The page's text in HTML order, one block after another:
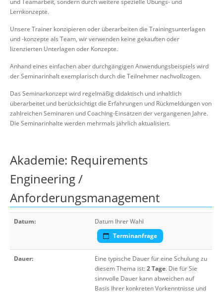
und Teamarbeit, sondern durch weitere spezielle Übungs- und
Lernkonzepte.
Unsere Trainer konzipieren oder überarbeiten die Trainingsunterlagen
und -konzepte als Team, wir verwenden keine gekauften oder
lizenzierten Unterlagen oder Konzepte.
Anhand eines einfachen aber durchgängigen Anwendungsbeispiels wird
der Seminarinhalt exemplarisch durch die Teilnehmer nachvollzogen.
Das Seminarkonzept wird regelmäßig didaktisch und inhaltlich
überarbeitet und berücksichtigt die Erfahrungen und Rückmeldungen von
zahlreichen Seminaren und Coaching-Einsätzen der vergangenen Jahre.
Die Seminarinhalte werden mehrmals jährlich aktualisiert.
Akademie: Requirements
Engineering /
Anforderungsmanagement
Datum:
Datum Ihrer Wahl
Terminanfrage
Dauer:
Eine typische Dauer für eine Schulung zu
diesem Thema ist:2 Tage. Die für Sie
sinnvolle Dauer kann abweichen auf
Basis Ihrer konkreten Vorkenntnisse und